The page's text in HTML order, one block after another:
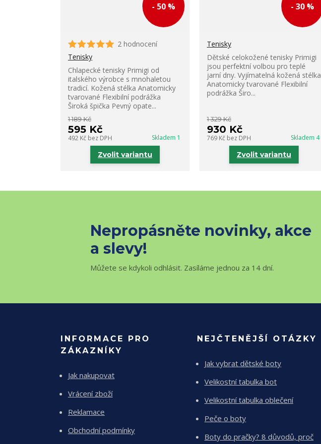
- 50 %
2 hodnocení
Tenisky
Chlapecké tenisky Primigi od
italského výrobce s mnohaletou
tradicí. Kožená stélka Anatomicky
tvarované Flexibilní podrážka
Široká špička Pevný opate...
1 189 Kč
595 Kč
492 Kč bez DPH Skladem 1
Zvolit variantu
- 30 %
Tenisky
Dětské celokožené tenisky Primigi
jsou perfektní volbou pro teplé
jarní dny. Vyjímatelná kožená stélka
Anatomicky tvarované Flexibilní
podrážka Širo...
1 329 Kč
930 Kč
769 Kč bez DPH Skladem 4
Zvolit variantu
Nepropásněte novinky, akce
a slevy!
Můžete se kdykoli odhlásit. Zasíláme jednou za 14 dní.
INFORMACE PRO
ZÁKAZNÍKY
Jak nakupovat
Vrácení zboží
Reklamace
Obchodní podmínky
NEJČTENĚJŠÍ OTÁZKY
Jak vybrat dětské boty
Velikostní tabulka bot
Velikostní tabulka oblečení
Peče o boty
Boty do pračky? 8 důvodů, proč